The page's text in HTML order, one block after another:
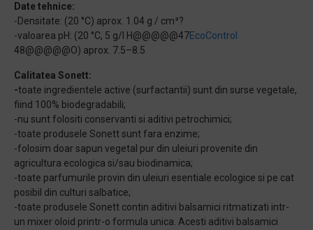
Date tehnice:
-Densitate: (20 °C) aprox. 1.04 g / cm³?
-valoarea pH: (20 °C, 5 g/l H@@@@@47EcoControl
48@@@@@O) aprox. 7.5–8.5
Calitatea Sonett:
-toate ingredientele active (surfactantii) sunt din surse vegetale,
fiind 100% biodegradabili;
-nu sunt folositi conservanti si aditivi petrochimici;
-toate produsele Sonett sunt fara enzime;
-folosim doar sapun vegetal pur din uleiuri provenite din
agricultura ecologica si/sau biodinamica;
-toate parfumurile provin din uleiuri esentiale ecologice si pe cat
posibil din culturi salbatice;
-toate produsele Sonett contin aditivi balsamici ritmatizati intr-
un mixer oloid printr-o formula unica. Acesti aditivi balsamici